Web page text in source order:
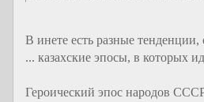
В инете есть разные тенденции,
... казахские эпосы, в которых
Героический эпос народов